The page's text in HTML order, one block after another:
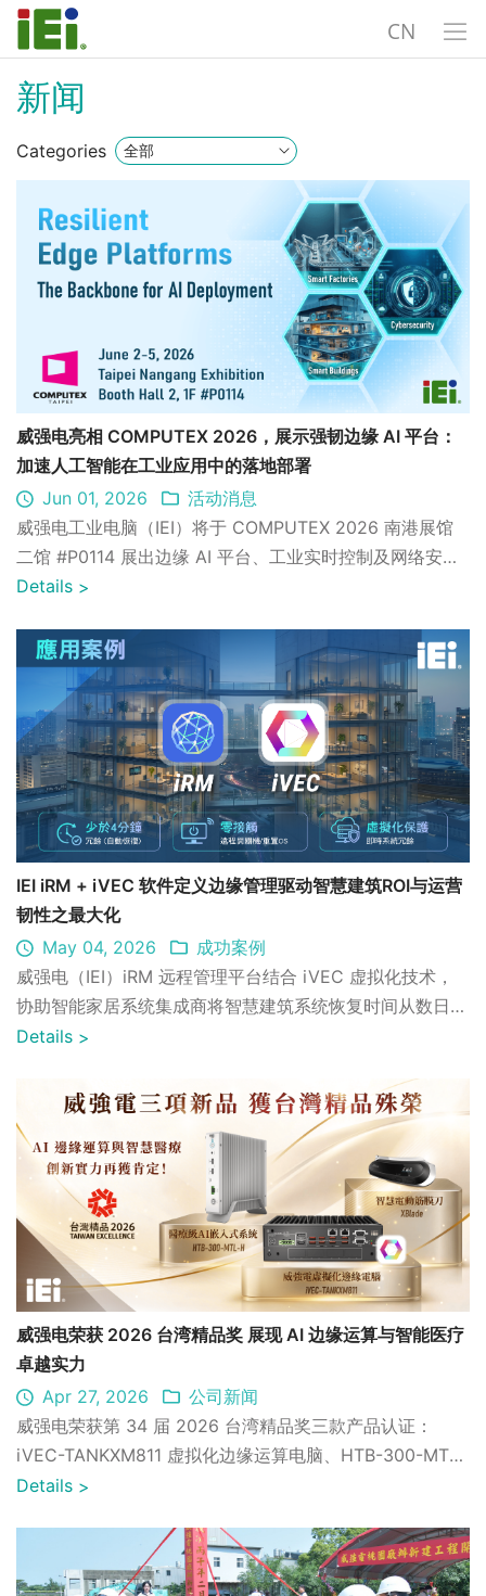
CN
新闻
Categories
威强电亮相 COMPUTEX 2026，展示强韧边缘 AI 平台：
加速人工智能在工业应用中的落地部署
Jun 01, 2026
活动消息
威强电工业电脑（IEI）将于 COMPUTEX 2026 南港展馆
二馆 #P0114 展出边缘 AI 平台、工业实时控制及网络安全
韧性解决方案，助力工业 AI 落地部署。
Details >
IEI iRM + iVEC 软件定义边缘管理驱动智慧建筑ROI与运营
韧性之最大化
May 04, 2026
成功案例
威强电（IEI）iRM 远程管理平台结合 iVEC 虚拟化技术，
协助智能家居系统集成商将智慧建筑系统恢复时间从数日缩
短至 4 分钟内，并提升智慧建筑标章评分 3 分，助力开发
Details >
威强电荣获 2026 台湾精品奖 展现 AI 边缘运算与智能医疗
卓越实力
Apr 27, 2026
公司新闻
威强电荣获第 34 届 2026 台湾精品奖三款产品认证：
iVEC-TANKXM811 虚拟化边缘运算电脑、HTB-300-MTL-
H 医疗级 AI 嵌入式系统及 XBlade 智能电动筋膜刀，展现
Details >